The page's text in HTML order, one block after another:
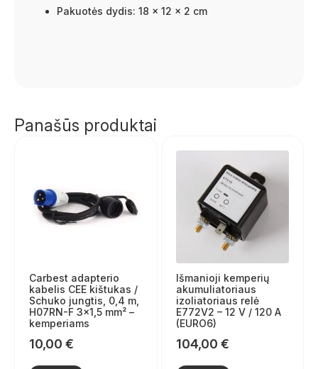
Pakuotės dydis: 18 x 12 x 2 cm
Panašūs produktai
Carbest adapterio
kabelis CEE kištukas /
Schuko jungtis, 0,4 m,
H07RN-F 3×1,5 mm² –
kemperiams
10,00 €
Išmanioji kemperių
akumuliatoriaus
izoliatoriaus relė
E772V2 – 12 V / 120 A
(EURO6)
104,00 €